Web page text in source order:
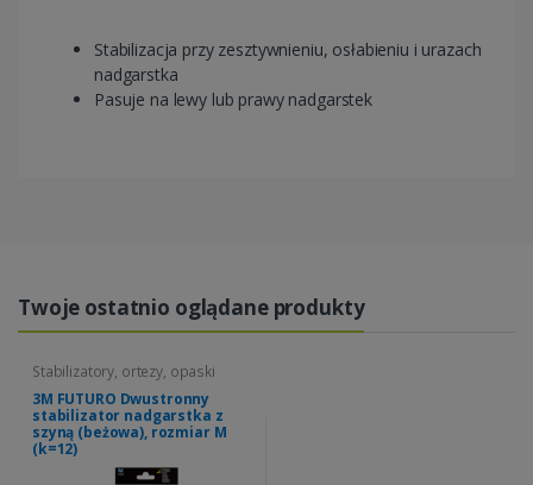
Stabilizacja przy zesztywnieniu, osłabieniu i urazach
nadgarstka
Pasuje na lewy lub prawy nadgarstek
Twoje ostatnio oglądane produkty
Stabilizatory, ortezy, opaski
3M FUTURO Dwustronny
stabilizator nadgarstka z
szyną (beżowa), rozmiar M
(k=12)